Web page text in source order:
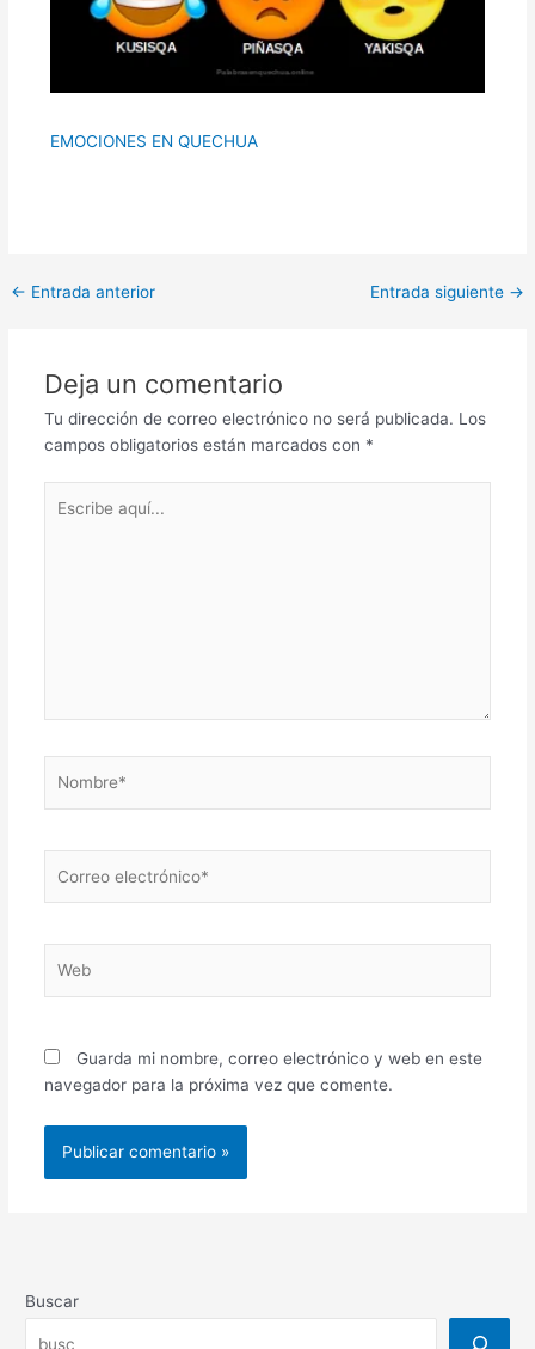
EMOCIONES EN QUECHUA
Navegación
← Entrada anterior Entrada siguiente →
Deja un comentario
Tu dirección de correo electrónico no será publicada. Los
campos obligatorios están marcados con *
aquí...
electrónico*
Guarda mi nombre, correo electrónico y web en este
navegador para la próxima vez que comente.
Buscar